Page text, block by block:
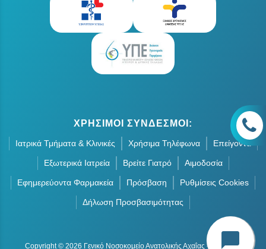
chat_bubble
ΧΡΗΣΙΜΟΙ ΣΥΝΔΕΣΜΟΙ:
Ιατρικά Τμήματα & Κλινικές Χρήσιμα Τηλέφωνα Επείγοντα
Εξωτερικά Ιατρεία Βρείτε Γιατρό Αιμοδοσία
Εφημερεύοντα Φαρμακεία Πρόσβαση Ρυθμίσεις Cookies
Δήλωση Προσβασιμότητας
Copyright © 2026 Γενικό Νοσοκομείο Ανατολικής Αχαΐας - Οργανική